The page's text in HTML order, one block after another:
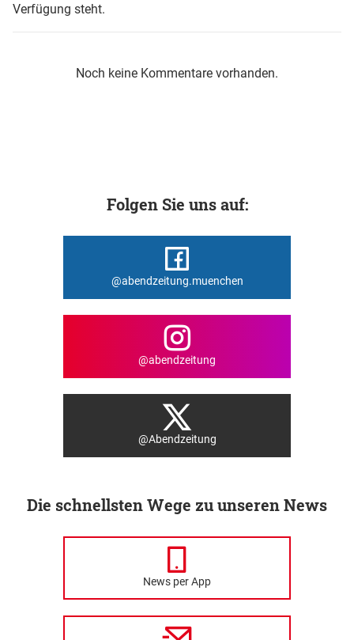
Verfügung steht.
Noch keine Kommentare vorhanden.
Folgen Sie uns auf:
@abendzeitung.muenchen
@abendzeitung
@Abendzeitung
Die schnellsten Wege zu unseren News
News per App